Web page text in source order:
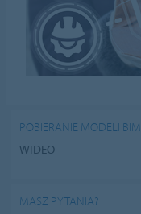
POBIERANIE MODELI BIM
WIDEO
MASZ PYTANIA?